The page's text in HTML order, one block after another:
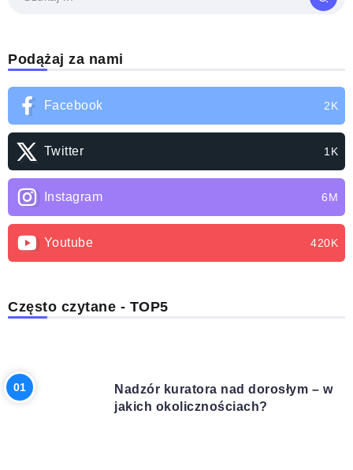
Podążaj za nami
Facebook 2K
Twitter 1K
Instagram 6M
Youtube 420K
Często czytane - TOP5
Nadzór kuratora nad dorosłym – w
jakich okolicznościach?